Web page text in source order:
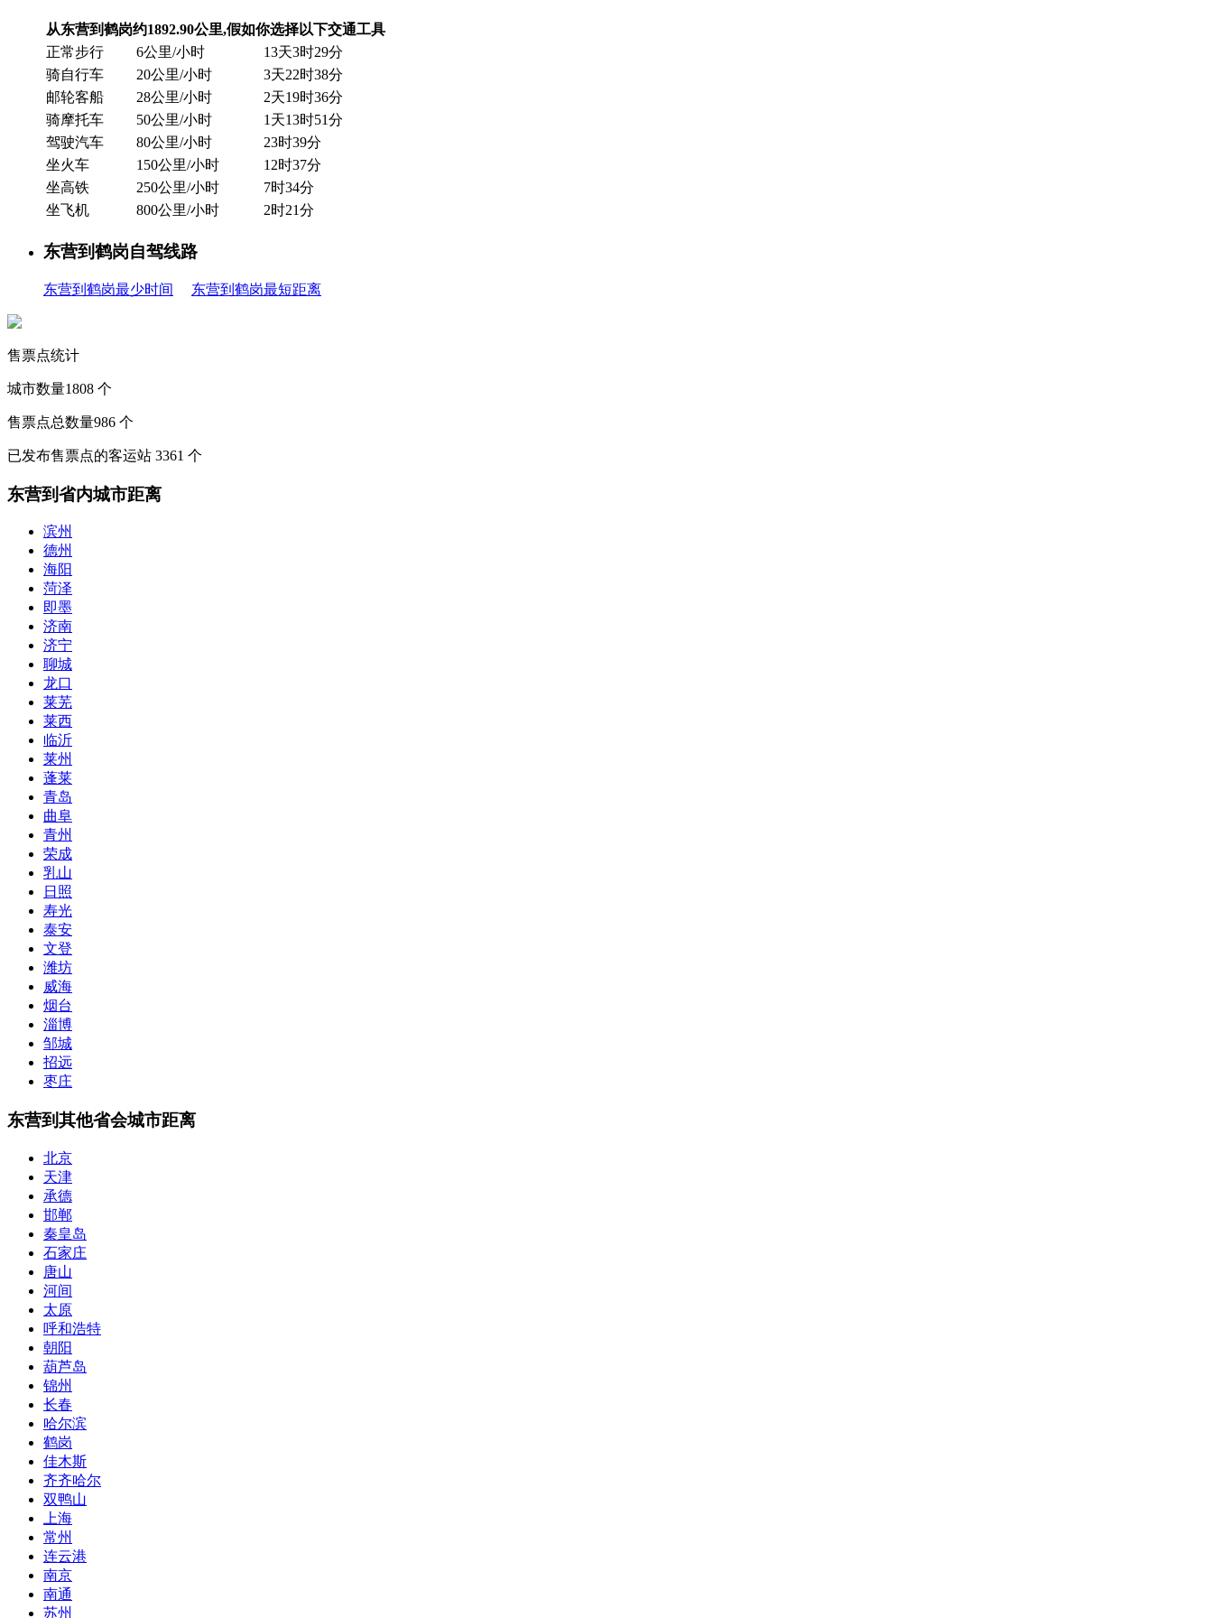
从东营到鹤岗约1892.90公里,假如你选择以下交通工具
正常步行
6公里/小时
13天3时29分
骑自行车
20公里/小时
3天22时38分
邮轮客船
28公里/小时
2天19时36分
骑摩托车
50公里/小时
1天13时51分
驾驶汽车
80公里/小时
23时39分
坐火车
150公里/小时
12时37分
坐高铁
250公里/小时
7时34分
坐飞机
800公里/小时 2时21分
东营到鹤岗自驾线路
东营到鹤岗最少时间 东营到鹤岗最短距离
售票点统计
城市数量1808 个
售票点总数量986 个
已发布售票点的客运站 3361 个
东营到省内城市距离
滨州
德州
海阳
菏泽
即墨
济南
济宁
聊城
龙口
莱芜
莱西
临沂
莱州
蓬莱
青岛
曲阜
青州
荣成
乳山
日照
寿光
泰安
文登
潍坊
威海
烟台
淄博
邹城
招远
枣庄
东营到其他省会城市距离
北京
天津
承德
邯郸
秦皇岛
石家庄
唐山
河间
太原
呼和浩特
朝阳
葫芦岛
锦州
长春
哈尔滨
鹤岗
佳木斯
齐齐哈尔
双鸭山
上海
常州
连云港
南京
南通
苏州